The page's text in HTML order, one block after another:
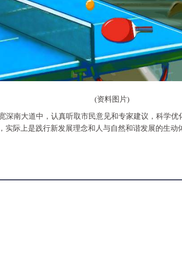
(资料图片)
深南大道中，认真听取市民意见和专家建议，科学
际上是践行新发展理念和人与自然和谐发展的生